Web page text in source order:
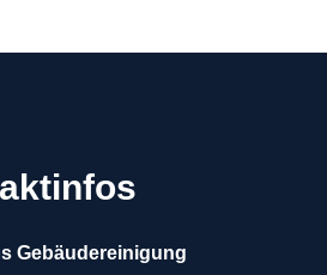
Gebäudereinigung